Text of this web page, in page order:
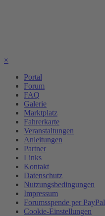
×
Portal
Forum
FAQ
Galerie
Marktplatz
Fahrerkarte
Veranstaltungen
Anleitungen
Partner
Links
Kontakt
Datenschutz
Nutzungsbedingungen
Impressum
Forumsspende per PayPal
Cookie-Einstellungen